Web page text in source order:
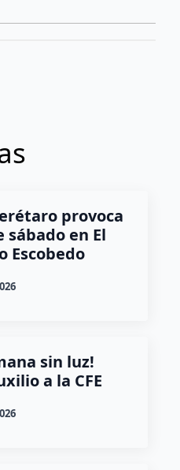
provoca
sábado en El
Escobedo
sin luz!
a la CFE